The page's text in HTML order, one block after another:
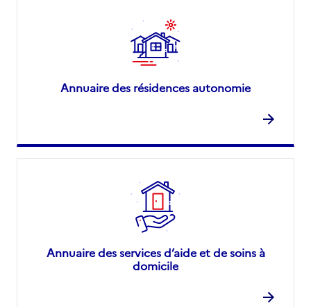
Annuaire des résidences autonomie
Annuaire des services d’aide et de soins à
domicile